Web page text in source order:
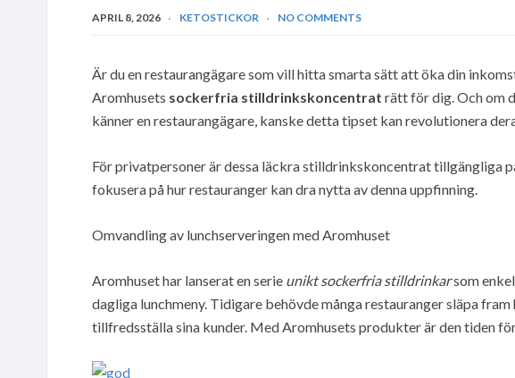
APRIL 8, 2026 KETOSTICKOR NO COMMENTS
Är du en restaurangägare som vill hitta smarta sätt att öka din
Aromhusets sockerfria stilldrinkskoncentrat rätt för dig. Och om
känner en restaurangägare, kanske detta tipset kan revolutionera
För privatpersoner är dessa läckra stilldrinkskoncentrat tillgängliga
fokusera på hur restauranger kan dra nytta av denna uppfinning.
Omvandling av lunchserveringen med Aromhuset
Aromhuset har lanserat en serie unikt sockerfria stilldrinkarsom
dagliga lunchmeny. Tidigare behövde många restauranger släpa
tillfredsställa sina kunder. Med Aromhusets produkter är den tiden